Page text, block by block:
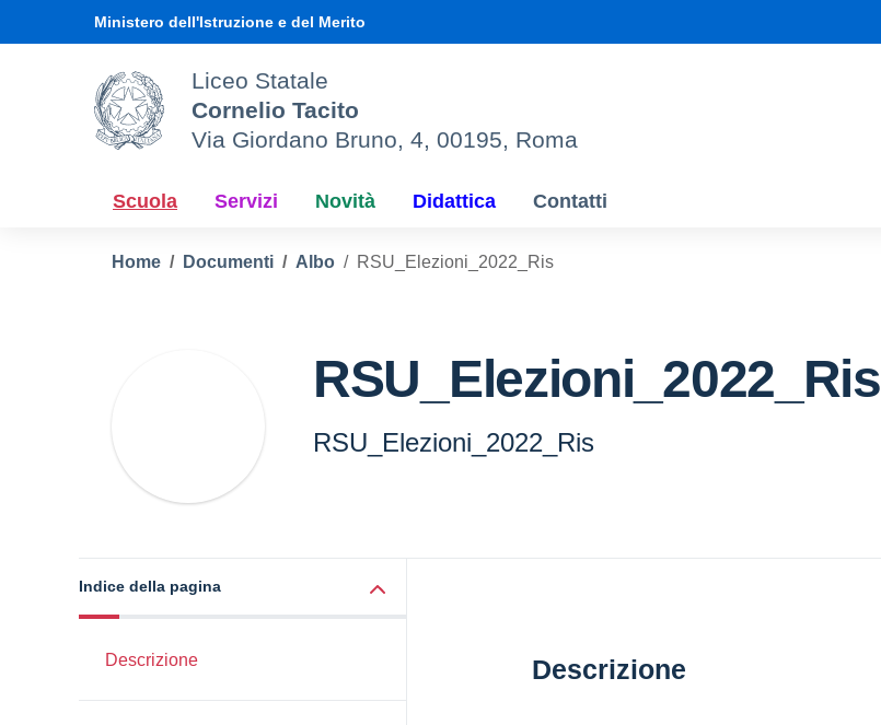
Ministero dell'Istruzione e del Merito
Liceo Statale
Cornelio Tacito
Via Giordano Bruno, 4, 00195, Roma
Scuola Servizi Novità Didattica Contatti
Home Documenti Albo RSU_Elezioni_2022_Ris
RSU_Elezioni_2022_Ris
RSU_Elezioni_2022_Ris
Indice della pagina
Descrizione Descrizione